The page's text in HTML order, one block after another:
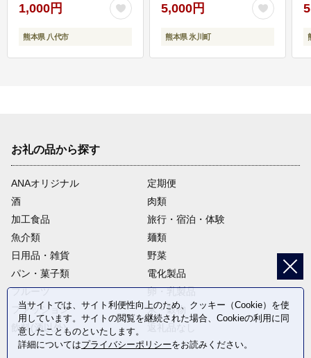
1,000円
熊本県 八代市
5,000円
熊本県 氷川町
お礼の品から探す
ANAオリジナル
定期便
酒
肉類
加工食品
旅行・宿泊・体験
魚介類
麺類
日用品・雑貨
野菜
パン・菓子類
電化製品
フルーツ
卵・乳製品
ファッション
米・穀物
飲料(酒以外)
当サイトでは、サイト利便性向上のため、クッキー（Cookie）を使
用しています。サイトの閲覧を継続された場合、Cookieの利用に同
意したことものといたします。
詳細についてはプライバシーポリシーをお読みください。